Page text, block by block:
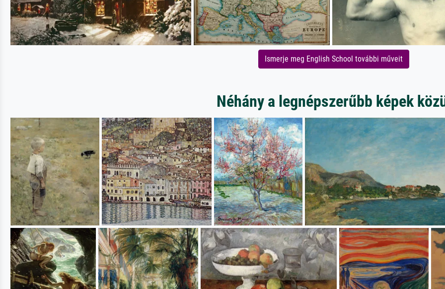
Ismerje meg English School további műveit
Néhány a legnépszerűbb képek